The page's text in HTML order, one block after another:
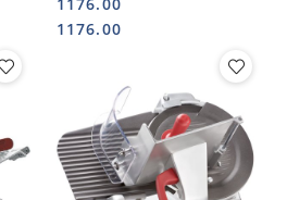
Cena:
Cena:
1176.00